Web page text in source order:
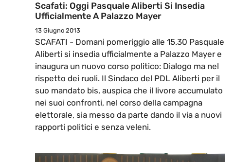
Scafati: Oggi Pasquale Aliberti Si Insedia
Ufficialmente A Palazzo Mayer
13 Giugno 2013
SCAFATI - Domani pomeriggio alle 15.30 Pasquale
Aliberti si insedia ufficialmente a Palazzo Mayer e
inaugura un nuovo corso politico: Dialogo ma nel
rispetto dei ruoli. Il Sindaco del PDL Aliberti per il
suo mandato bis, auspica che il livore accumulato
nei suoi confronti, nel corso della campagna
elettorale, sia messo da parte dando il via a nuovi
rapporti politici e senza veleni.